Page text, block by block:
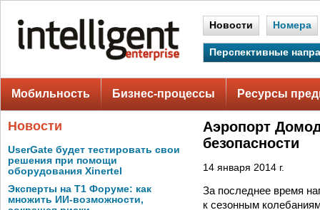
Новости Номера
Перспективные
Мобильность Бизнес-процессы Ресурсы
Новости
UserGate будет тестировать свои
решения при помощи
оборудования Xinertel
Эксперты на Т1 Форуме: как
множить ИИ-возможности,
Аэропорт
безопасности
14 января 2014 г.
За последнее время
к сезонным